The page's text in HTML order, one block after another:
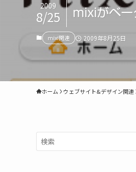
mixiがベー
2009
8/25
mixi関連 2009年8月25日
ホーム ウェブサイト&デザイン関連